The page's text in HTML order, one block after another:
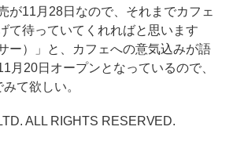
が11月28日なので、それまでカフェ
て待っていてくれればと思います
ー）」と、カフェへの意気込みが語
月20日オープンとなっているので、
て欲しい。
ALL RIGHTS RESERVED.